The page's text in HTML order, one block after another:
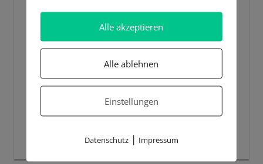
Alle akzeptieren
Alle ablehnen
Einstellungen
Datenschutz| Impressum